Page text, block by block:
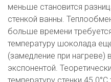
меньше становится
стенкой ванны.
больше времени
температуру шоколада
(замедление при нагреве)
экспонентой.